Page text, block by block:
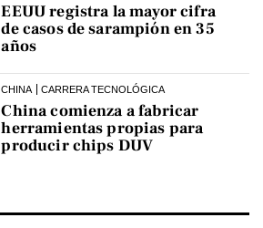
EEUU registra la mayor cifra
de casos de sarampión en 35
años
CHINA CARRERA TECNOLÓGICA
China comienza a fabricar
herramientas propias para
producir chips DUV